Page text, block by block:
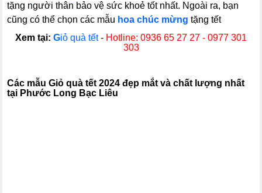
tặng người thân bảo vệ sức khoẻ tốt nhất. Ngoài ra, bạn
cũng có thể chọn các mẫu hoa chúc mừng tặng tết
Xem tại: Giỏ quà tết- Hotline: 0936 65 27 27 - 0977 301
303
Các mẫu Giỏ quà tết 2024 đẹp mắt và chất lượng nhất
tại Phước Long Bạc Liêu